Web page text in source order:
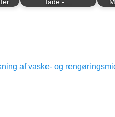
af vaske- og